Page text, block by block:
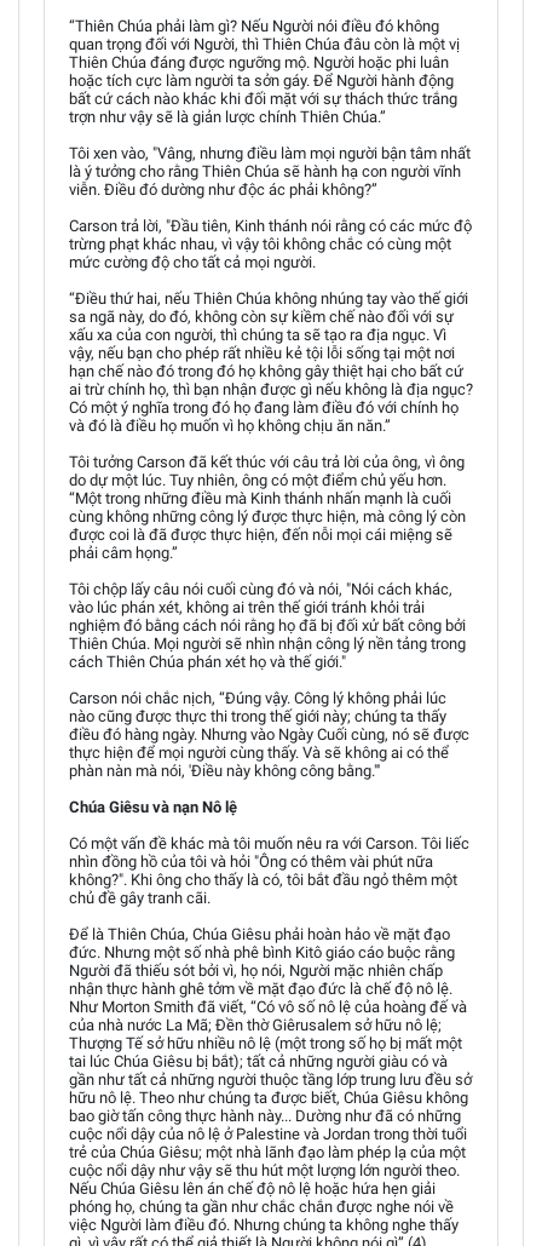
“Thiên Chúa phải làm gì? Nếu Người nói điều đó không
quan trọng đối với Người, thì Thiên Chúa đâu còn là một vị
Thiên Chúa đáng được ngưỡng mộ. Người hoặc phi luân
hoặc tích cực làm người ta sởn gáy. Để Người hành động
bất cứ cách nào khác khi đối mặt với sự thách thức trắng
trợn như vậy sẽ là giản lược chính Thiên Chúa.”
Tôi xen vào, "Vâng, nhưng điều làm mọi người bận tâm nhất
là ý tưởng cho rằng Thiên Chúa sẽ hành hạ con người vĩnh
viễn. Điều đó dường như độc ác phải không?”
Carson trả lời, "Đầu tiên, Kinh thánh nói rằng có các mức độ
trừng phạt khác nhau, vì vậy tôi không chắc có cùng một
mức cường độ cho tất cả mọi người.
“Điều thứ hai, nếu Thiên Chúa không nhúng tay vào thế giới
sa ngã này, do đó, không còn sự kiềm chế nào đối với sự
xấu xa của con người, thì chúng ta sẽ tạo ra địa ngục. Vì
vậy, nếu bạn cho phép rất nhiều kẻ tội lỗi sống tại một nơi
hạn chế nào đó trong đó họ không gây thiệt hại cho bất cứ
ai trừ chính họ, thì bạn nhận được gì nếu không là địa ngục?
Có một ý nghĩa trong đó họ đang làm điều đó với chính họ
và đó là điều họ muốn vì họ không chịu ăn năn.”
Tôi tưởng Carson đã kết thúc với câu trả lời của ông, vì ông
do dự một lúc. Tuy nhiên, ông có một điểm chủ yếu hơn.
“Một trong những điều mà Kinh thánh nhấn mạnh là cuối
cùng không những công lý được thực hiện, mà công lý còn
được coi là đã được thực hiện, đến nỗi mọi cái miệng sẽ
phải câm họng.”
Tôi chộp lấy câu nói cuối cùng đó và nói, "Nói cách khác,
vào lúc phán xét, không ai trên thế giới tránh khỏi trải
nghiệm đó bằng cách nói rằng họ đã bị đối xử bất công bởi
Thiên Chúa. Mọi người sẽ nhìn nhận công lý nền tảng trong
cách Thiên Chúa phán xét họ và thế giới."
Carson nói chắc nịch, “Đúng vậy. Công lý không phải lúc
nào cũng được thực thi trong thế giới này; chúng ta thấy
điều đó hàng ngày. Nhưng vào Ngày Cuối cùng, nó sẽ được
thực hiện để mọi người cùng thấy. Và sẽ không ai có thể
phàn nàn mà nói, 'Điều này không công bằng."'
Chúa Giêsu và nạn Nô lệ
Có một vấn đề khác mà tôi muốn nêu ra với Carson. Tôi liếc
nhìn đồng hồ của tôi và hỏi "Ông có thêm vài phút nữa
không?". Khi ông cho thấy là có, tôi bắt đầu ngỏ thêm một
chủ đề gây tranh cãi.
Để là Thiên Chúa, Chúa Giêsu phải hoàn hảo về mặt đạo
đức. Nhưng một số nhà phê bình Kitô giáo cáo buộc rằng
Người đã thiếu sót bởi vì, họ nói, Người mặc nhiên chấp
nhận thực hành ghê tởm về mặt đạo đức là chế độ nô lệ.
Như Morton Smith đã viết, “Có vô số nô lệ của hoàng đế và
của nhà nước La Mã; Đền thờ Giêrusalem sở hữu nô lệ;
Thượng Tế sở hữu nhiều nô lệ (một trong số họ bị mất một
tai lúc Chúa Giêsu bị bắt); tất cả những người giàu có và
gần như tất cả những người thuộc tầng lớp trung lưu đều sở
hữu nô lệ. Theo như chúng ta được biết, Chúa Giêsu không
bao giờ tấn công thực hành này... Dường như đã có những
cuộc nổi dậy của nô lệ ở Palestine và Jordan trong thời tuổi
trẻ của Chúa Giêsu; một nhà lãnh đạo làm phép lạ của một
cuộc nổi dậy như vậy sẽ thu hút một lượng lớn người theo.
Nếu Chúa Giêsu lên án chế độ nô lệ hoặc hứa hẹn giải
phóng họ, chúng ta gần như chắc chắn được nghe nói về
việc Người làm điều đó. Nhưng chúng ta không nghe thấy